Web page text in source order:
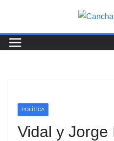
contenido
POLÍTICA
Vidal y Jorge